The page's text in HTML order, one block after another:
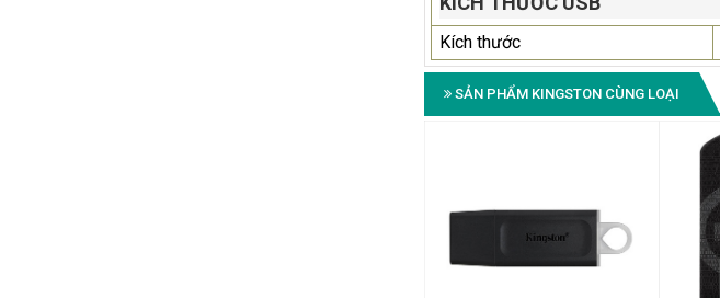
Kích thước
SẢN PHẨM KINGSTON CÙNG LOẠI